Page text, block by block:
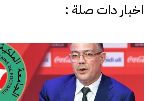
اخبار دات صلة :